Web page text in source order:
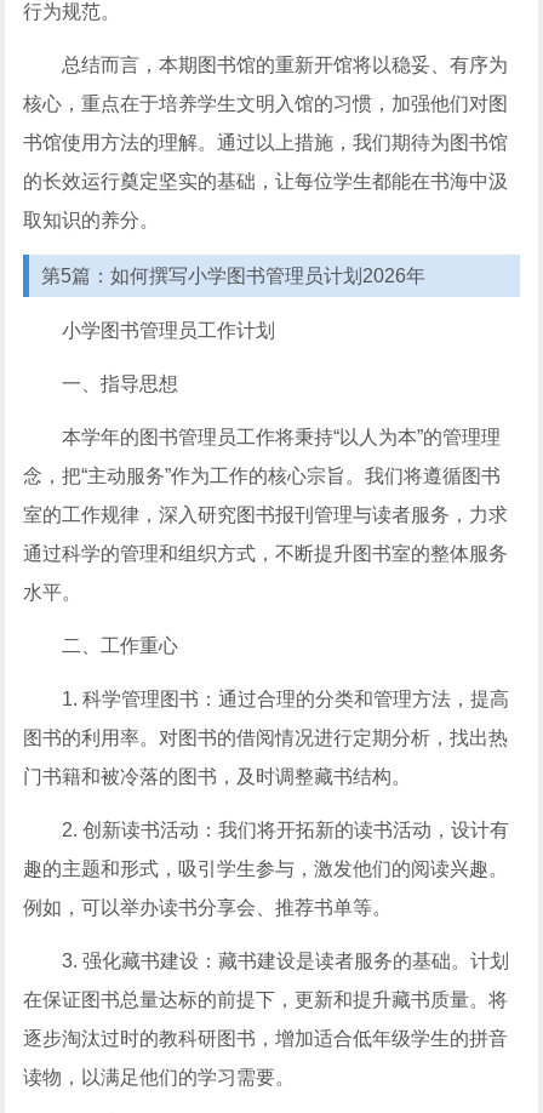
行为规范。
总结而言，本期图书馆的重新开馆将以稳妥、有序为
核心，重点在于培养学生文明入馆的习惯，加强他们对图
书馆使用方法的理解。通过以上措施，我们期待为图书馆
的长效运行奠定坚实的基础，让每位学生都能在书海中汲
取知识的养分。
第5篇：如何撰写小学图书管理员计划2026年
小学图书管理员工作计划
一、指导思想
本学年的图书管理员工作将秉持“以人为本”的管理理
念，把“主动服务”作为工作的核心宗旨。我们将遵循图书
室的工作规律，深入研究图书报刊管理与读者服务，力求
通过科学的管理和组织方式，不断提升图书室的整体服务
水平。
二、工作重心
1. 科学管理图书：通过合理的分类和管理方法，提高
图书的利用率。对图书的借阅情况进行定期分析，找出热
门书籍和被冷落的图书，及时调整藏书结构。
2. 创新读书活动：我们将开拓新的读书活动，设计有
趣的主题和形式，吸引学生参与，激发他们的阅读兴趣。
例如，可以举办读书分享会、推荐书单等。
3. 强化藏书建设：藏书建设是读者服务的基础。计划
在保证图书总量达标的前提下，更新和提升藏书质量。将
逐步淘汰过时的教科研图书，增加适合低年级学生的拼音
读物，以满足他们的学习需要。